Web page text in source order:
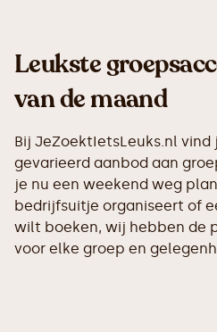
Leukste
van de maand
Bij JeZoektIetsLeuks.nl
gevarieerd aanbod aan
je nu een weekend weg
bedrijfsuitje organiseert of
wilt boeken, wij hebben de
voor elke groep en